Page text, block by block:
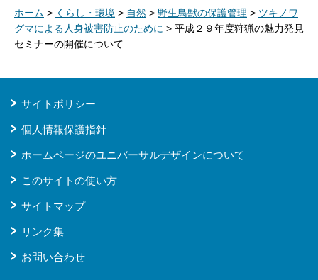
ホーム > くらし・環境 > 自然 > 野生鳥獣の保護管理 > ツキノワ
グマによる人身被害防止のために > 平成２９年度狩猟の魅力発見
セミナーの開催について
サイトポリシー
個人情報保護指針
ホームページのユニバーサルデザインについて
このサイトの使い方
サイトマップ
リンク集
お問い合わせ